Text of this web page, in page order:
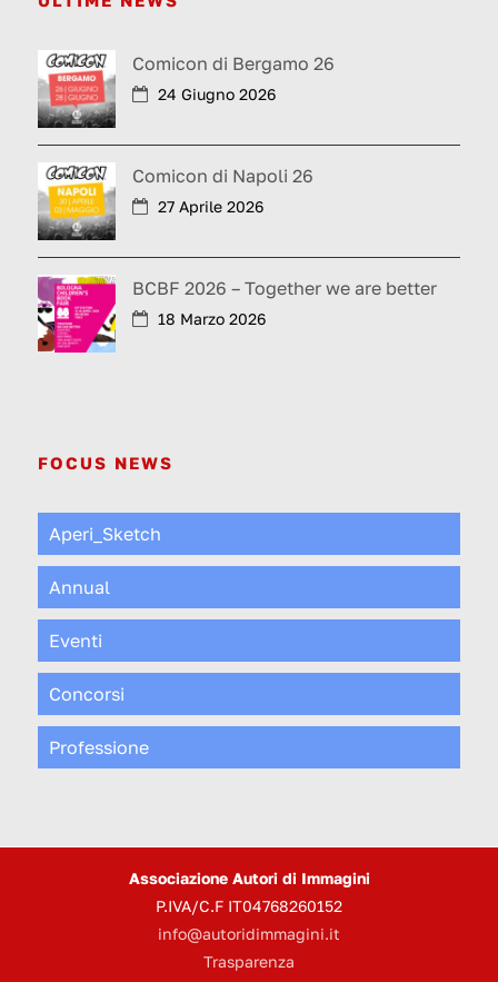
Comicon di Bergamo 26
24 Giugno 2026
Comicon di Napoli 26
27 Aprile 2026
BCBF 2026 – Together we are better
18 Marzo 2026
FOCUS NEWS
Aperi_Sketch
Annual
Eventi
Concorsi
Professione
Associazione Autori di Immagini
P.IVA/C.F IT04768260152
info@autoridimmagini.it
Trasparenza